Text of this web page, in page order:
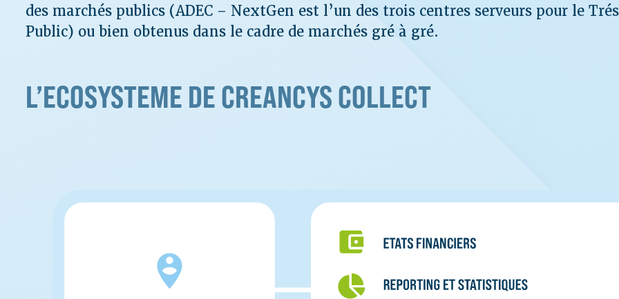
des marchés publics (ADEC – NextGen est l’un des trois centres serveurs pour le
Public) ou bien obtenus dans le cadre de marchés gré à gré.
L’ECOSYSTEME DE CREANCYS COLLECT